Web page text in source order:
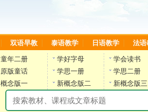
双语早教 泰语教学 日语教学 法语
童年二册 学好字母
学会读书
原版童话 学思一册
学思二册
概念版一 新概念版二 新概念版三